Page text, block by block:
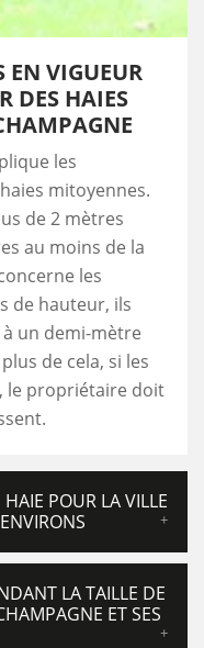
EN VIGUEUR
DES HAIES
les
mitoyennes.
de 2 mètres
au moins de la
les
de hauteur, ils
un demi-mètre
de cela, si les
le propriétaire doit
POUR LA VILLE
LA TAILLE DE
ET SES